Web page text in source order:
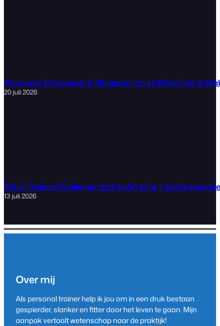
Push-ups Verzwaren: 5 Manieren om ze Moeilijker te
20 juli 2026
Thuis Trainen Challenge: wat werkt echt + gratis
13 juli 2026
Over mij
Als personal trainer help ik jou om in een druk bestaan
gespierder, slanker en fitter door het leven te gaan. Mijn
aanpak vertaalt wetenschap naar de praktijk!